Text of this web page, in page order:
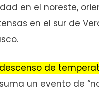
en el noreste,
en el sur de
de
un evento de